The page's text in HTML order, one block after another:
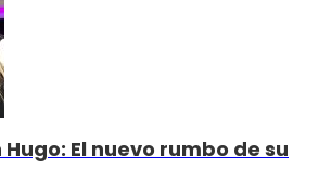
El nuevo rumbo de su